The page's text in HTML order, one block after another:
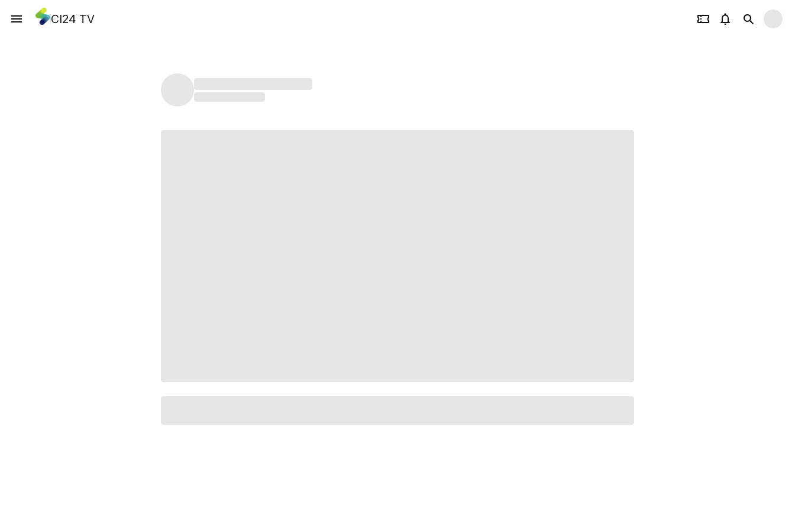
CI24 TV